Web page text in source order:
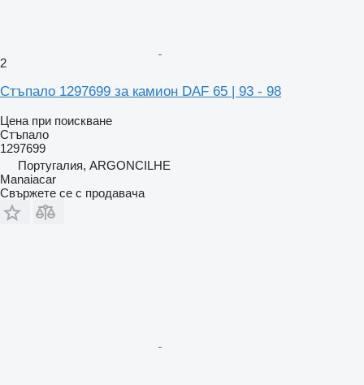
2
Стъпало 1297699 за камион DAF 65 | 93 - 98
Цена при поискване
Стъпало
1297699
Португалия, ARGONCILHE
Manaiacar
Свържете се с продавача